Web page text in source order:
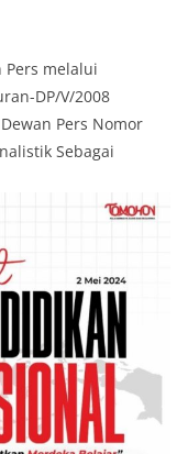
Pers melalui
DP/V/2008
Pers Nomor
Sebagai